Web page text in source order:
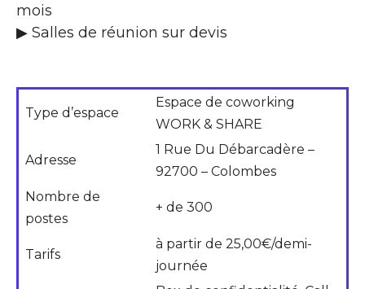
mois
▶ Salles de réunion sur devis
Type d’espace
Espace de coworking
WORK & SHARE
Adresse
1 Rue Du Débarcadère –
92700 – Colombes
Nombre de
postes
+ de 300
Tarifs
à partir de 25,00€/demi-
journée